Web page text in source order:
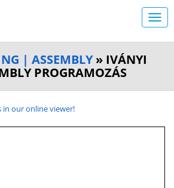
| ASSEMBLY» IVÁNYI
PROGRAMOZÁS
in our online viewer!